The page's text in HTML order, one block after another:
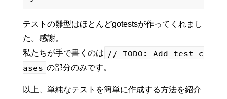
テストの雛型はほとんどgotestsが作ってくれまし
た。感謝。
私たちが手で書くのは
// TODO: Add test c
ases の部分のみです。
以上、単純なテストを簡単に作成する方法を紹介